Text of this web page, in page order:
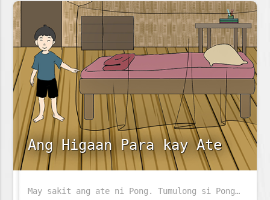
Ang Higaan Para kay Ate
May sakit ang ate ni Pong. Tumulong si Pong sa kaniyang ina upang ihanda ang higaan ng kaniyang ate.